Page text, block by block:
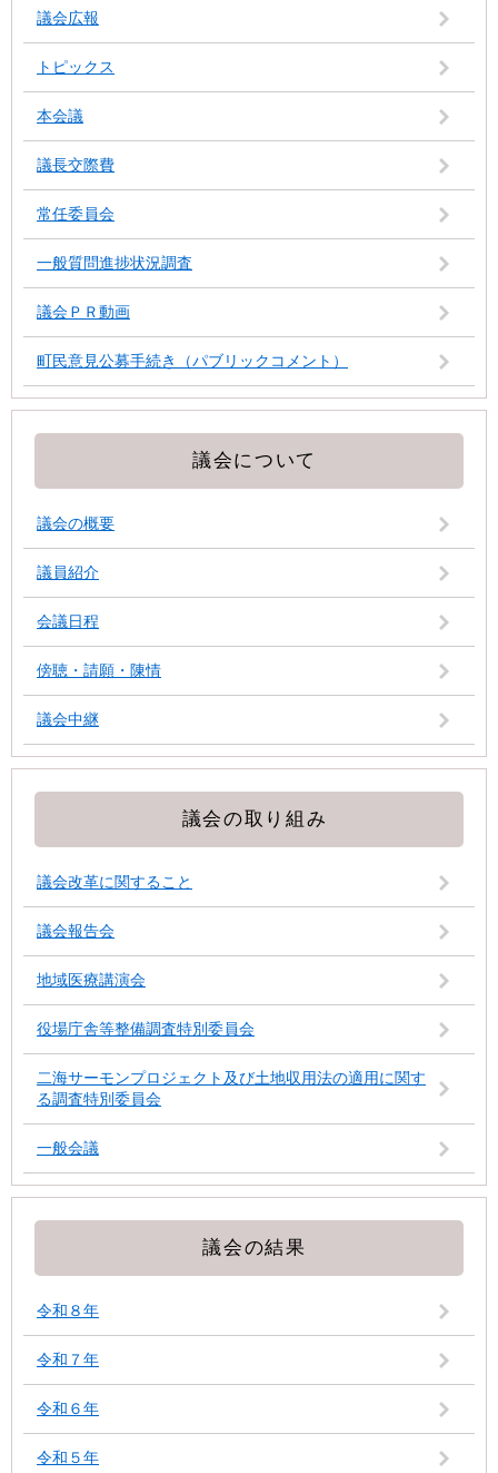
議会広報
トピックス
本会議
議長交際費
常任委員会
一般質問進捗状況調査
議会ＰＲ動画
町民意見公募手続き（パブリックコメント）
議会について
議会の概要
議員紹介
会議日程
傍聴・請願・陳情
議会中継
議会の取り組み
議会改革に関すること
議会報告会
地域医療講演会
役場庁舎等整備調査特別委員会
二海サーモンプロジェクト及び土地収用法の適用に関す
る調査特別委員会
一般会議
議会の結果
令和８年
令和７年
令和６年
令和５年